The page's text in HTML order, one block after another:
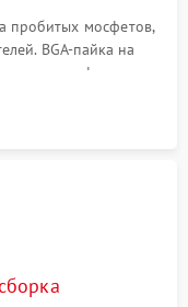
пробитых мосфетов,
BGA-пайка на
графического
BIOS